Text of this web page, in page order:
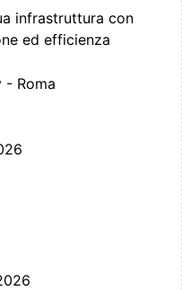
infrastruttura con
ed efficienza
- Roma